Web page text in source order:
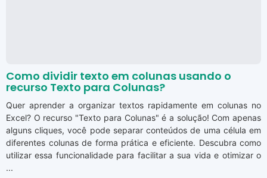
Como dividir texto em colunas usando o
recurso Texto para Colunas?
Quer aprender a organizar textos rapidamente em colunas no
Excel? O recurso "Texto para Colunas" é a solução! Com apenas
alguns cliques, você pode separar conteúdos de uma célula em
diferentes colunas de forma prática e eficiente. Descubra como
utilizar essa funcionalidade para facilitar a sua vida e otimizar o
...